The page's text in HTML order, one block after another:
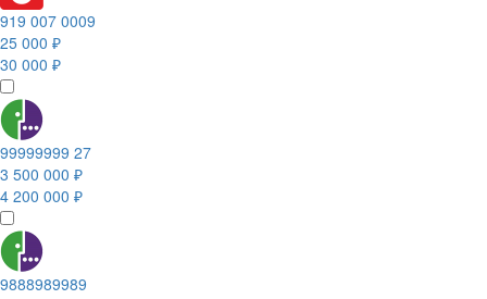
919 007 0009
25 000 ₽
30 000 ₽
99999999 27
3 500 000 ₽
4 200 000 ₽
9888989989